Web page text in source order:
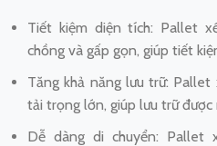
Tiết kiệm diện tích: Pallet
chồng và gấp gọn, giúp tiết
Tăng khả năng lưu trữ: Pallet
tải trọng lớn, giúp lưu trữ được
Dễ dàng di chuyển: Pallet